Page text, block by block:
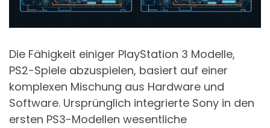
Die Fähigkeit einiger PlayStation 3 Modelle,
PS2-Spiele abzuspielen, basiert auf einer
komplexen Mischung aus Hardware und
Software. Ursprünglich integrierte Sony in den
ersten PS3-Modellen wesentliche